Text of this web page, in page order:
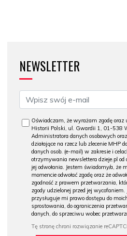
NEWSLETTER
Oświadczam, że wyrażam zgodę
Historii Polski, ul. Gwardii 1, 01-538
Administratora danych osobowych
działające na rzecz lub zlecenie MHP
danych osob. (e-mail) w zakresie i
otrzymywania newslettera dzieje.pl od
jej odwołania. Jestem świadomy/a, że
momencie odwołać zgodę oraz że
zgodność z prawem przetwarzania,
zgody udzielonej przed jej
przysługuje mi prawo dostępu do
sprostowania, do ograniczenia
danych, do sprzeciwu wobec